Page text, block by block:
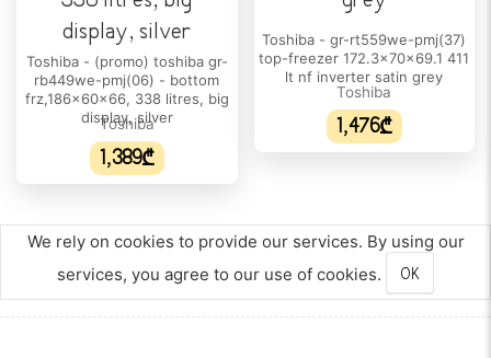
ყინულის კუბების ფორმა:
დიახ
საყინულის კარის სათავსო:
2
ᲡᲘᲛᲫᲚᲐᲕᲠᲔ
ენერგიის წლიური მოხმარება:
ᲢᲔᲕᲐᲓᲝᲑᲐ/ᲛᲝᲪᲣᲚᲝᲑᲐ
ჯამური მოცულობა:
463 L
Toshiba - (promo) toshiba gr-
rb449we-pmj(06) - bottom
frz,186x60x66, 338 litres, big
display, silver
Toshiba
1,389₾
Toshiba - gr-rt559we-pmj(37)
top-freezer 172.3x70x69.1 411
lt nf inverter satin grey
Toshiba
1,476₾
We rely on cookies to provide our services. By using our
services, you agree to our use of cookies.
OK